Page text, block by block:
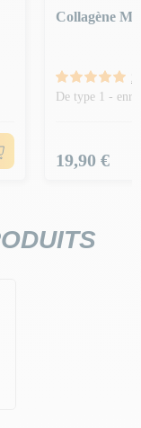
Collagène
De type 1 -
Prix
19,90 €